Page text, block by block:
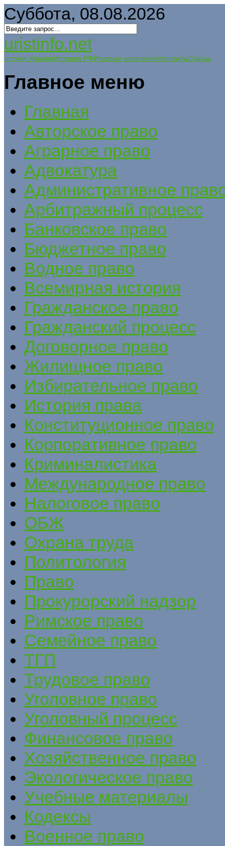
Суббота, 08.08.2026
uristinfo.net
Історія УкраїниИстория РФИсковые заявленияКонтактыСтатьи
Главное меню
Главная
Авторское право
Аграрное право
Адвокатура
Административное
Арбитражный процесс
Банковское право
Бюджетное право
Водное право
Всемирная история
Гражданское право
Гражданский процесс
Договорное право
Жилищное право
Избирательное право
История права
Конституционное право
Корпоративное право
Криминалистика
Международное право
Налоговое право
ОБЖ
Охрана труда
Политология
Право
Прокурорский надзор
Римское право
Семейное право
ТГП
Трудовое право
Уголовное право
Уголовный процесс
Финансовое право
Хозяйственное право
Экологическое право
Учебные материалы
Кодексы
Военное право